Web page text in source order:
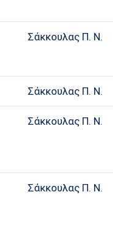
Σάκκουλας Π. Ν.
Σάκκουλας Π. Ν.
Σάκκουλας Π. Ν.
Σάκκουλας Π. Ν.